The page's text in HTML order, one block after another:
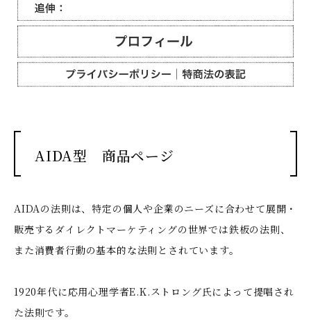
AIDA型 商品ページ
AIDAの法則は、特定の個人や企業のニーズに合わせて展開・
販売するダイレクトマーケティングの世界では鉄板の法則、
また消費者行動の基本的な法則とされています。
1920年代に応用心理学者E.K.ストロング氏によって提唱され
た法則です。